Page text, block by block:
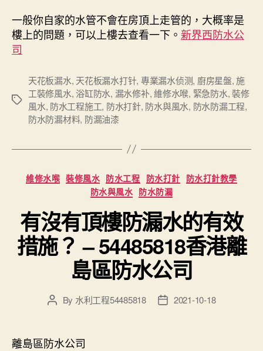
一般你自家的水管不會在房頂上走管的，大概率是
樓上的問題，可以上樓去查看一下。 新界西防水公
司
Tags
天花板漏水, 天花板漏水打针, 專業漏水侦测, 廚房星盤,施
工裝修風水, 浴缸防水, 漏水修补,維修水喉, 緊急防水,裝修
風水, 防水工程施工, 防水打針, 防水與風水, 防水防漏工程,
防水防漏材料, 防漏油漆
Categories
維修水喉 裝修風水 防水工程 防水打針 防水打針教學
防水與風水 防水防漏
有沒有頂樓防漏水的有效
措施？ – 54485818香港離
島區防水公司
PostBy 水利工程54485818
Post2021-10-18
離島區防水公司